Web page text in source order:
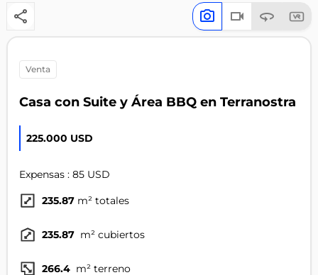
venta
Casa con Suite y Área BBQ en Terranostra
225.000 USD
Expensas : 85 USD
235.87 m² totales
235.87 m² cubiertos
266.4 m² terreno